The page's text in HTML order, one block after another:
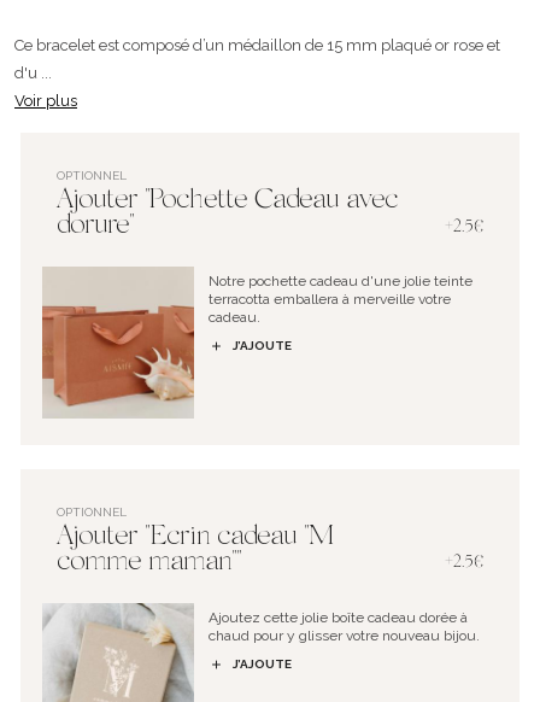
Ce bracelet est composé d’un médaillon de 15 mm plaqué or rose et
d'u ...
Voir plus
OPTIONNEL
Ajouter "Pochette Cadeau avec
dorure"
+2.5€
Notre pochette cadeau d'une jolie teinte
terracotta emballera à merveille votre
cadeau.
J’AJOUTE
OPTIONNEL
Ajouter "Ecrin cadeau "M
comme maman""
+2.5€
Ajoutez cette jolie boîte cadeau dorée à
chaud pour y glisser votre nouveau bijou.
J’AJOUTE